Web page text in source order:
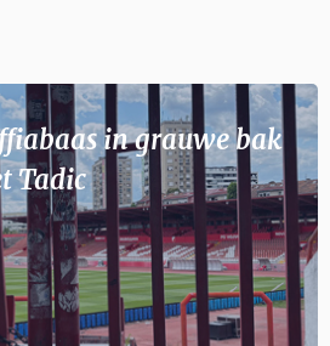
in grauwe bak
Tadic